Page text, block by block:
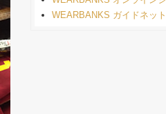
WEARBANKS ガイドネッ